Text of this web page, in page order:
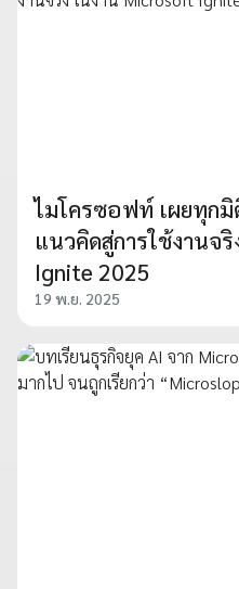
ไมโครซอฟท์ เผยทุก
แนวคิดสู่การใช้งานจ
Ignite 2025
19 พ.ย. 2025